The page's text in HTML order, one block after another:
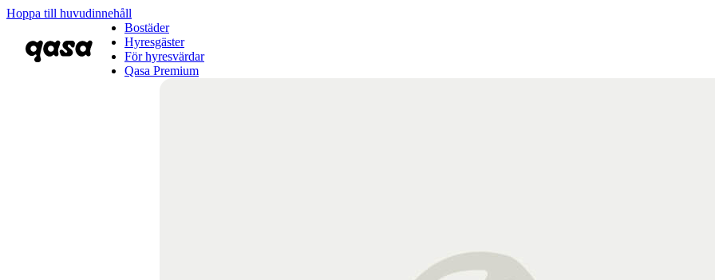
Hoppa till huvudinnehåll
Bostäder
Hyresgäster
För hyresvärdar
Qasa Premium